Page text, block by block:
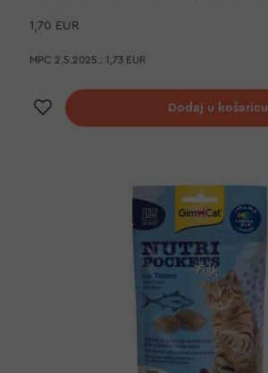
1,70 EUR
MPC 2.5.2025.: 1,73 EUR
Dodaj na listu želja
Dodaj u košaricu